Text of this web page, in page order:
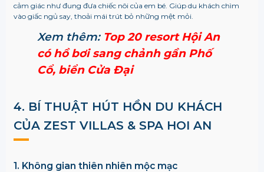
cảm giác như đung đưa chiếc nôi của em bé. Giúp du khách chìm
vào giấc ngủ say, thoải mái trút bỏ những mệt mỏi.
Xem thêm: Top 20 resort Hội An
có hồ bơi sang chảnh gần Phố
Cổ, biển Cửa Đại
4. BÍ THUẬT HÚT HỒN DU KHÁCH
CỦA ZEST VILLAS & SPA HOI AN
1. Không gian thiên nhiên mộc mạc